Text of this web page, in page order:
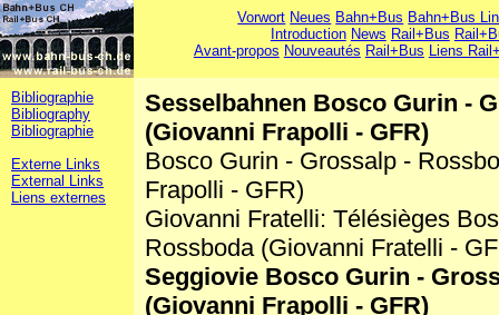
Vorwort Neues Bahn+Bus Bahn+Bus
Introduction News Rail+Bus
Avant-propos Nouveautés Rail+Bus Liens
Bibliographie
Bibliography
Bibliographie
Externe Links
External Links
Liens externes
Sesselbahnen Bosco Gurin -
(Giovanni Frapolli - GFR)
Bosco Gurin - Grossalp -
Frapolli - GFR)
Giovanni Fratelli: Télésièges
Rossboda (Giovanni Fratelli -
Seggiovie Bosco Gurin -
(Giovanni Frapolli - GFR)